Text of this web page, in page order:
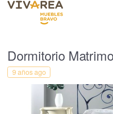
Dormitorio
9 años ago